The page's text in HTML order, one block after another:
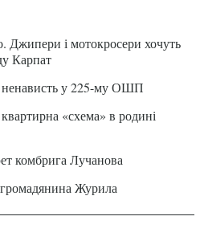
Джипери і мотокросери хочуть
Карпат
ненависть у 225-му ОШП
«схема» в родині
комбрига Лучанова
громадянина Журила